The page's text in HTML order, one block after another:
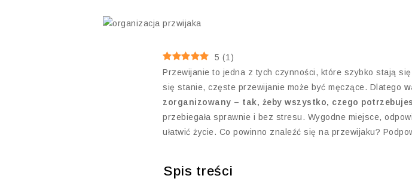
5 (1 )
Przewijanie to jedna z tych czynności, które szybko stają
się stanie, częste przewijanie może być męczące. Dlatego
zorganizowany – tak, żeby wszystko, czego
przebiegała sprawnie i bez stresu. Wygodne miejsce,
ułatwić życie. Co powinno znaleźć się na przewijaku?
Spis treści